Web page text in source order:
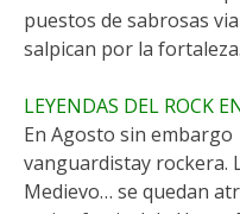
puestos de sabrosas
salpican por la fortaleza.
LEYENDAS DEL ROCK
En Agosto sin
vanguardistay rockera.
Medievo… se quedan